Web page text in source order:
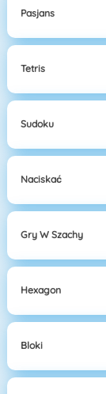
Pasjans
Tetris
Sudoku
Naciskać
Gry W Szachy
Hexagon
Bloki